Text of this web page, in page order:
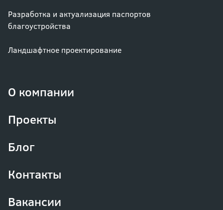
Разработка и актуализация паспортов
благоустройства
Ландшафтное проектирование
О компании
Проекты
Блог
Контакты
Вакансии